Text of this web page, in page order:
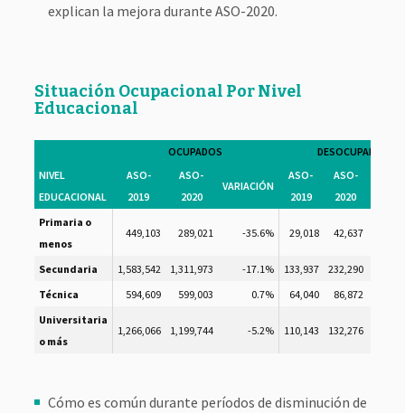
explican la mejora durante ASO-2020.
Situación Ocupacional Por Nivel
Educacional
OCUPADOS
DESOCUPADOS
NIVEL
EDUCACIONAL
ASO-
2019
ASO-
2020
VARIACIÓN
ASO-
2019
ASO-
2020
Primaria o
menos
449,103 289,021 -35.6% 29,018 42,637
Secundaria 1,583,542 1,311,973 -17.1% 133,937 232,290
Técnica
594,609 599,003 0.7% 64,040 86,872
Universitaria
o más
1,266,066 1,199,744 -5.2% 110,143 132,276
Cómo es común durante períodos de disminución de